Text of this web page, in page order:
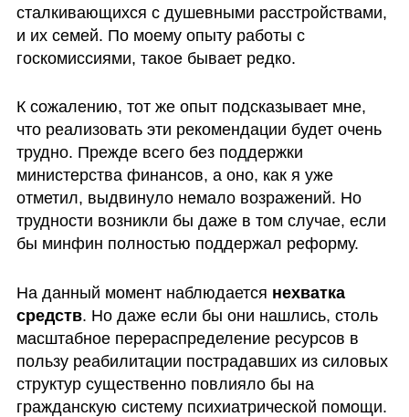
сталкивающихся с душевными расстройствами,
и их семей. По моему опыту работы с
госкомиссиями, такое бывает редко.
К сожалению, тот же опыт подсказывает мне,
что реализовать эти рекомендации будет очень
трудно. Прежде всего без поддержки
министерства финансов, а оно, как я уже
отметил, выдвинуло немало возражений. Но
трудности возникли бы даже в том случае, если
бы минфин полностью поддержал реформу.
На данный момент наблюдается нехватка
средств. Но даже если бы они нашлись, столь
масштабное перераспределение ресурсов в
пользу реабилитации пострадавших из силовых
структур существенно повлияло бы на
гражданскую систему психиатрической помощи.